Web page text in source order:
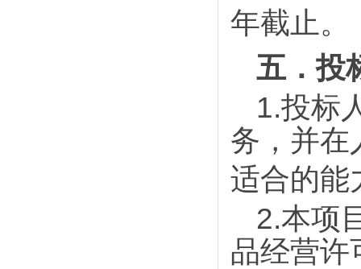
年截止。
五 ．投
1.投标
务，并在
适合的能
2.本项
品经营许